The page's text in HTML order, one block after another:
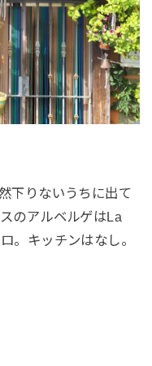
下りないうちに出て
のアルベルゲはLa
。キッチンはなし。